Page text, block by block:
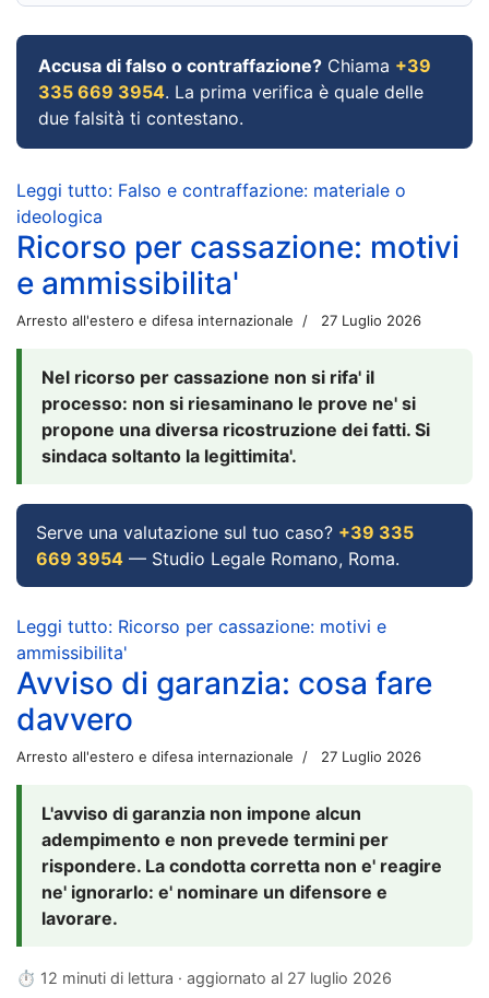
Accusa di falso o contraffazione? Chiama +39
335 669 3954. La prima verifica è quale delle
due falsità ti contestano.
Leggi tutto: Falso e contraffazione: materiale o
ideologica
Ricorso per cassazione: motivi
e ammissibilita'
Arresto all'estero e difesa internazionale 27 Luglio 2026
Nel ricorso per cassazione non si rifa' il
processo: non si riesaminano le prove ne' si
propone una diversa ricostruzione dei fatti. Si
sindaca soltanto la legittimita'.
Serve una valutazione sul tuo caso? +39 335
669 3954 — Studio Legale Romano, Roma.
Leggi tutto: Ricorso per cassazione: motivi e
ammissibilita'
Avviso di garanzia: cosa fare
davvero
Arresto all'estero e difesa internazionale 27 Luglio 2026
L'avviso di garanzia non impone alcun
adempimento e non prevede termini per
rispondere. La condotta corretta non e' reagire
ne' ignorarlo: e' nominare un difensore e
lavorare.
⏱ 12 minuti di lettura · aggiornato al 27 luglio 2026